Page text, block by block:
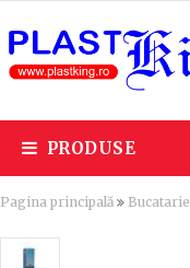
PRODUSE
Pagina principală Bucatarie